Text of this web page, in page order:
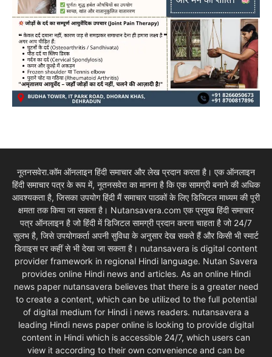
नूतनसवेरा.कॉम ऑनलाइन हिंदी समाचार और लेख प्रदान करता है। एक ऑनलाइन
हिंदी समाचार पत्र के रूप में, नूतनसवेरा का मानना है कि एक सामग्री बनाने की अधिक
आवश्यकता है, जिसका उपयोग हिंदी मैं समाचार पाठकों के लिए डिजिटल माध्यम की पूरी
क्षमता तक किया जा सकता है। Nutansavera.com एक प्रमुख हिंदी समाचार
पत्र ऑनलाइन है जो हिंदी में डिजिटल सामग्री प्रदान करना चाहता है जो 24/7
सुलभ है, जिसे उपयोगकर्ता अपनी सुविधा के अनुसार देख सकते हैं और किसी भी स्मार्ट
डिवाइस पर कहीं से भी देखा जा सकता है। nutansavera is digital content
provider framework in regional Hindi language. Nutan Savera
provides online Hindi news and articles. As an online Hindi
news paper nutansavera believes that there is a greater need
to create a content, which can be utilized to the full potential
of digital medium for Hindi i news readers. nutansavera a
leading Hindi news paper online is looking to provide digital
content in Hindi which is accessible 24/7, which users can
view it according to their own convenience and can be